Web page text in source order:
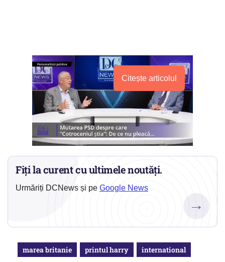
Citește articolul
Fiți la curent cu ultimele noutăți.
Urmăriți DCNews și pe Google News
→
marea britanie printul harry international